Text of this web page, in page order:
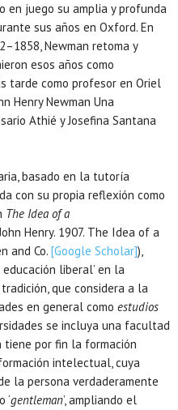
en juego su amplia y profunda
sus años en Oxford. En
Newman retoma y
esos años como
tarde como profesor en Oriel
Henry Newman Una
Athié y Josefina Santana
basado en la tutoría
con su propia reflexión como
The Idea of a
Henry. 1907. The Idea of a
and Co. [Google Scholar]),
liberal’ en la
que considera a la
en general como estudios
se incluya una facultad
tiene por fin la formación
intelectual, cuya
la persona verdaderamente
‘gentleman’, ampliando el